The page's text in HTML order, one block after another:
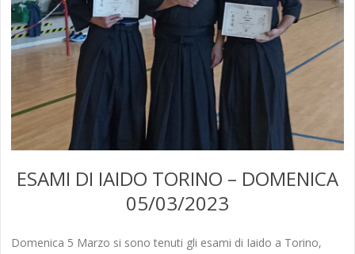
ESAMI DI IAIDO TORINO – DOMENICA
05/03/2023
Domenica 5 Marzo si sono tenuti gli esami di Iaido a Torino,